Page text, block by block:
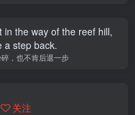
the way of the reef hill,
a step back.
，也不肯后退一步
关注